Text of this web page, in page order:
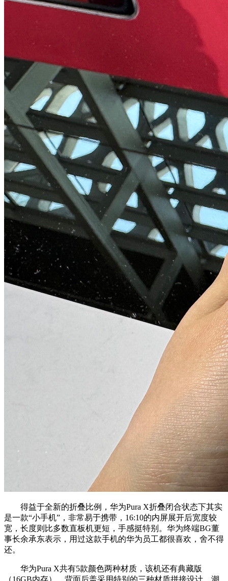
得益于全新的折叠比例，华为Pura X折叠闭合状态下其实
是一款“小手机”，非常易于携带，16:10的内屏展开后宽度较
宽，长度则比多数直板机更短，手感挺特别。华为终端BG董
事长余承东表示，用过这款手机的华为员工都很喜欢，舍不得
还。
华为Pura X共有5款颜色两种材质，该机还有典藏版
（16GB内存），背面后盖采用特别的三种材质拼接设计，潮